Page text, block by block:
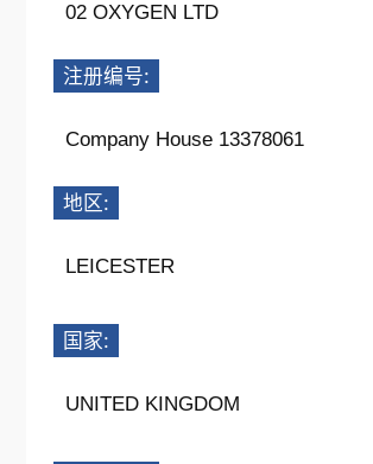
02 OXYGEN LTD
注册编号:
Company House 13378061
地区:
LEICESTER
国家:
UNITED KINGDOM